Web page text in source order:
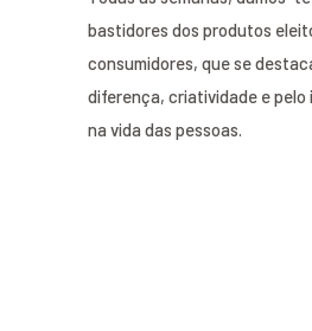
bastidores dos produtos
consumidores, que se
diferença, criatividade e pelo
na vida das pessoas.